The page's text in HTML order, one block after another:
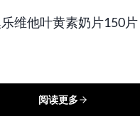
维他叶黄素奶片150片
阅读更多